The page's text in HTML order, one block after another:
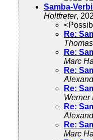
Samba-
Holtfreter,
Re:
Re:
Marc
Re:
Re:
Werner
Re:
Re:
Marc